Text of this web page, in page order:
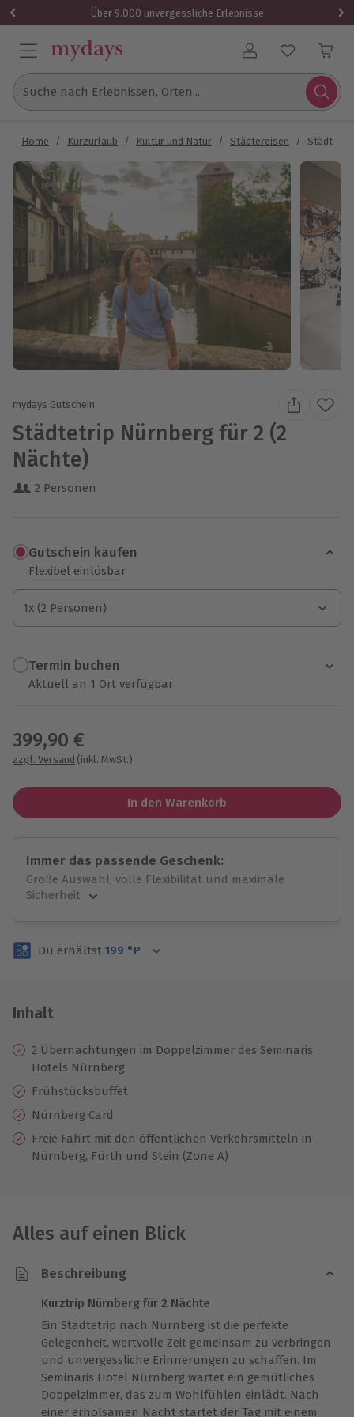
Über 9.000 unvergessliche Erlebnisse
Benutzerkonto
Suche nach Erlebnissen, Orten...
Home / Kurzurlaub / Kultur und Natur / Städtereisen /
mydays Gutschein
Städtetrip Nürnberg für 2 (2
Nächte)
2 Personen
Gutschein kaufen
Flexibel einlösbar
1x (2 Personen)
1x (2 Personen)
1x (2 Personen)
Termin buchen
Aktuell an 1 Ort verfügbar
399,90 €
zzgl. Versand (inkl. MwSt.)
In den Warenkorb
Immer das passende Geschenk:
Große Auswahl, volle Flexibilität und maximale
Sicherheit
Volle Flexibilität
3 Jahre gültig & verlängerbar.
Du erhältst 199 °P
Inhalt
2 Übernachtungen im Doppelzimmer des Seminaris
Hotels Nürnberg
Frühstücksbuffet
Nürnberg Card
Freie Fahrt mit den öffentlichen Verkehrsmitteln in
Nürnberg, Fürth und Stein (Zone A)
Alles auf einen Blick
Beschreibung
Kurztrip Nürnberg für 2 Nächte
Ein Städtetrip nach Nürnberg ist die perfekte
Gelegenheit, wertvolle Zeit gemeinsam zu verbringen
und unvergessliche Erinnerungen zu schaffen. Im
Seminaris Hotel Nürnberg wartet ein gemütliches
Doppelzimmer, das zum Wohlfühlen einlädt. Nach
einer erholsamen Nacht startet der Tag mit einem